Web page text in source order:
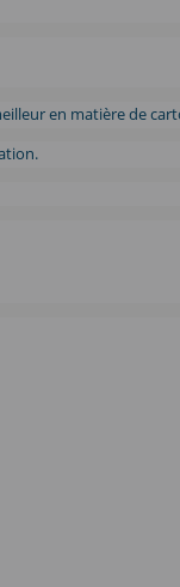
en matière de